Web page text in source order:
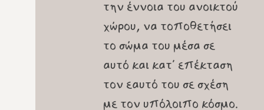
την έννοια του ανοικτού
χώρου, να τοποθετήσει
το σώμα του μέσα σε
αυτό και κατ΄ επέκταση
τον εαυτό του σε σχέση
με τον υπόλοιπο κόσμο.